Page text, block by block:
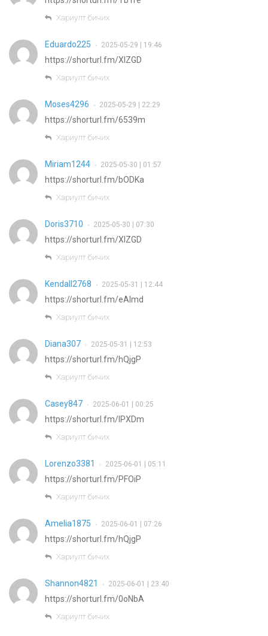
Хариулт бичих
Eduardo225 • 2025-05-29 | 19:46
https://shorturl.fm/XIZGD
Хариулт бичих
Moses4296 • 2025-05-29 | 22:29
https://shorturl.fm/6539m
Хариулт бичих
Miriam1244 • 2025-05-30 | 01:57
https://shorturl.fm/bODKa
Хариулт бичих
Doris3710 • 2025-05-30 | 07:30
https://shorturl.fm/XIZGD
Хариулт бичих
Kendall2768 • 2025-05-31 | 12:44
https://shorturl.fm/eAlmd
Хариулт бичих
Diana307 • 2025-05-31 | 12:53
https://shorturl.fm/hQjgP
Хариулт бичих
Casey847 • 2025-06-01 | 00:25
https://shorturl.fm/IPXDm
Хариулт бичих
Lorenzo3381 • 2025-06-01 | 05:11
https://shorturl.fm/PFOiP
Хариулт бичих
Amelia1875 • 2025-06-01 | 07:26
https://shorturl.fm/hQjgP
Хариулт бичих
Shannon4821 • 2025-06-01 | 23:40
https://shorturl.fm/0oNbA
Хариулт бичих